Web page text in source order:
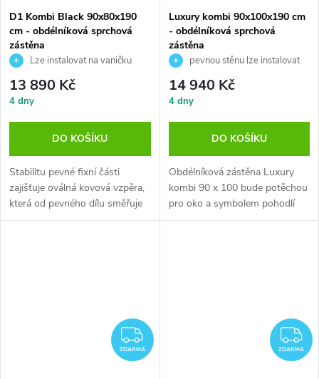
D1 Kombi Black 90x80x190
cm - obdélníková sprchová
zástěna
Lze instalovat na vaničku
nebo přímo na podlahu
13 890 Kč
4 dny
DO KOŠÍKU
Stabilitu pevné fixní části
zajišťuje oválná kovová vzpěra,
která od pevného dílu směřuje
na...
Luxury kombi 90x100x190 cm
- obdélníková sprchová
zástěna
pevnou stěnu lze instalovat
vpravo i vlevo
14 940 Kč
4 dny
DO KOŠÍKU
Obdélníková zástěna Luxury
kombi 90 x 100 bude potěchou
pro oko a symbolem pohodlí
při...
ZDARMA
ZDARMA ZDARMA